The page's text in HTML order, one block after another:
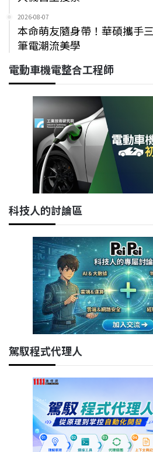
2026-08-07
本命萌友隨身帶！華碩攜手
筆電潮流美學
電動車機電整合工程師
科技人的討論區
駕馭程式代理人